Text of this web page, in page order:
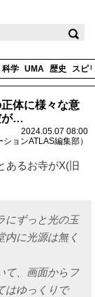
科学 UMA 歴史 スピ
体に様々な意
が…
2024.05.07 08:00
ョンATLAS編集部）
あるお寺がX(旧
にずっと光の玉
内に光源は無く
て、画面からフ
はゆっくりで